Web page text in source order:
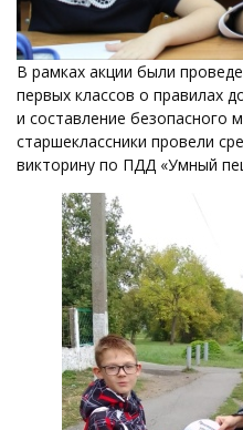
В рамках акции были
первых классов о правилах
и составление
старшеклассники провели
викторину по ПДД «Умный